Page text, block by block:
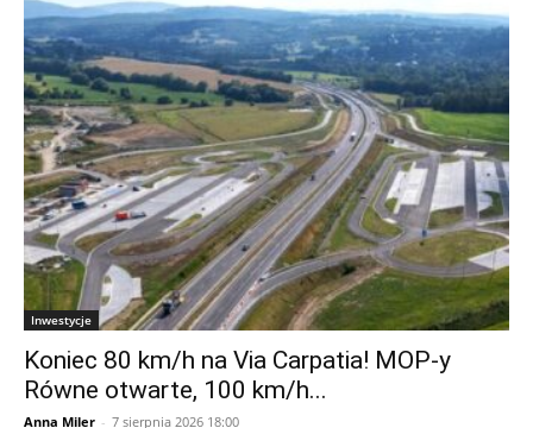
Inwestycje
Koniec 80 km/h na Via Carpatia! MOP-y
Równe otwarte, 100 km/h...
Anna Miler 7 sierpnia 2026 18:00